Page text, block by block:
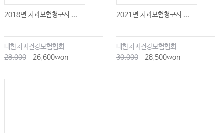
2018년 치과보험청구사 ...
대한치과건강보험협회
28,000
26,600won
2021년 치과보험청구사 ...
대한치과건강보험협회
30,000
28,500won